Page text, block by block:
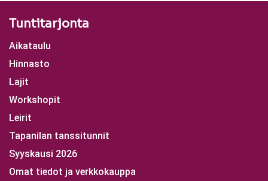
Tuntitarjonta
Aikataulu
Hinnasto
Lajit
Workshopit
Leirit
Tapanilan tanssitunnit
Syyskausi 2026
Omat tiedot ja verkkokauppa